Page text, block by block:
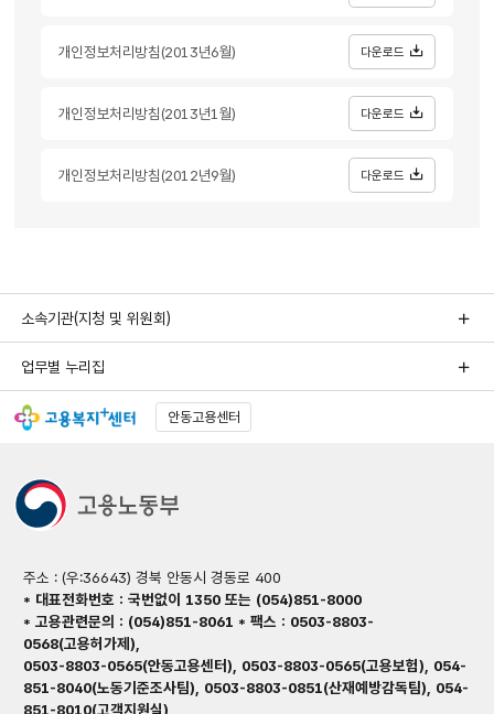
개인정보처리방침(2013년6월) 다운로드
개인정보처리방침(2013년1월) 다운로드
개인정보처리방침(2012년9월) 다운로드
소속기관(지청 및 위원회)
업무별 누리집
안동고용센터
주소 : (우:36643) 경북 안동시 경동로 400
* 대표전화번호 : 국번없이 1350 또는 (054)851-8000
* 고용관련문의 : (054)851-8061 * 팩스 : 0503-8803-
0568(고용허가제),
0503-8803-0565(안동고용센터), 0503-8803-0565(고용보험), 054-
851-8040(노동기준조사팀), 0503-8803-0851(산재예방감독팀), 054-
851-8010(고객지원실)